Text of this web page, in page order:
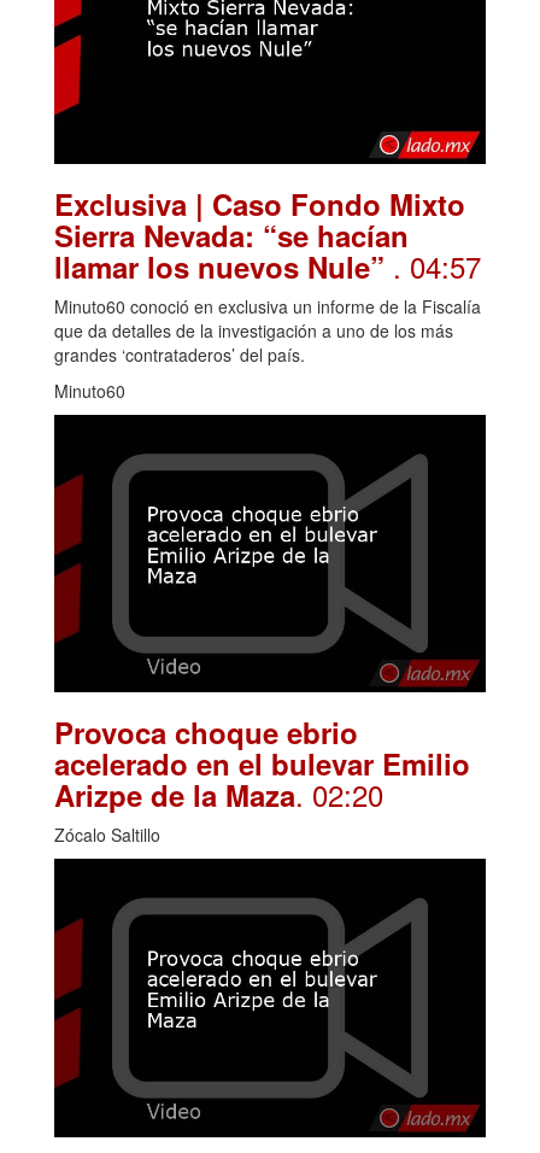
Exclusiva | Caso Fondo Mixto
Sierra Nevada: “se hacían
llamar los nuevos Nule” . 04:57
Minuto60 conoció en exclusiva un informe de la Fiscalía
que da detalles de la investigación a uno de los más
grandes ‘contrataderos’ del país.
Minuto60
Provoca choque ebrio
acelerado en el bulevar Emilio
Arizpe de la Maza. 02:20
Zócalo Saltillo